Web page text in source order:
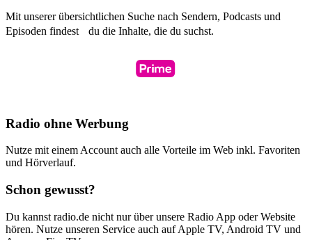
Mit unserer übersichtlichen Suche nach Sendern, Podcasts und
Episoden findest du die Inhalte, die du suchst.
Radio ohne Werbung
Nutze mit einem Account auch alle Vorteile im Web inkl. Favoriten
und Hörverlauf.
Schon gewusst?
Du kannst radio.de nicht nur über unsere Radio App oder Website
hören. Nutze unseren Service auch auf Apple TV, Android TV und